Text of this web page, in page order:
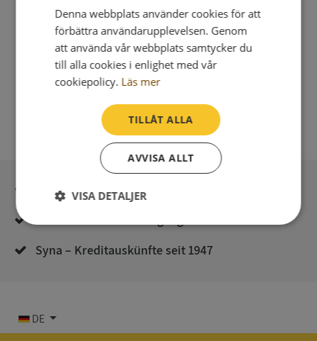
Sichere Bezahlung mit stripe
Syna – Kreditauskünfte seit 1947
DE
Denna webbplats använder cookies för att
förbättra användarupplevelsen. Genom
att använda vår webbplats samtycker du
till alla cookies i enlighet med vår
cookiepolicy. Läs mer
TILLÅT ALLA
AVVISA ALLT
VISA DETALJER
Strikt
Prestanda Inriktning